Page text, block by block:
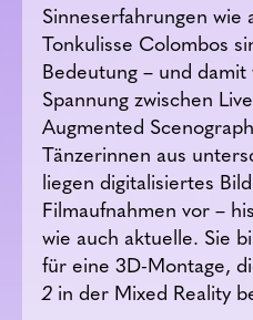
Sinneserfahrungen
Tonkulisse Colombos
Bedeutung – und
Spannung zwischen
Augmented
Tänzerinnen aus
liegen digitalisiertes
Filmaufnahmen vor –
wie auch aktuelle. Sie
für eine 3D-Montage,
2 in der Mixed Reality